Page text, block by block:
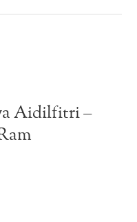
Aidilfitri –